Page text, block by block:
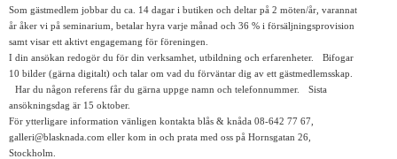
Som gästmedlem jobbar du ca. 14 dagar i butiken och deltar på 2 möten/år, varannat
år åker vi på seminarium, betalar hyra varje månad och 36 % i försäljningsprovision
samt visar ett aktivt engagemang för föreningen.
I din ansökan redogör du för din verksamhet, utbildning och erfarenheter. Bifogar
10 bilder (gärna digitalt) och talar om vad du förväntar dig av ett gästmedlemsskap.
Har du någon referens får du gärna uppge namn och telefonnummer. Sista
ansökningsdag är 15 oktober.
För ytterligare information vänligen kontakta blås & knåda 08-642 77 67,
galleri@blasknada.com eller kom in och prata med oss på Hornsgatan 26,
Stockholm.